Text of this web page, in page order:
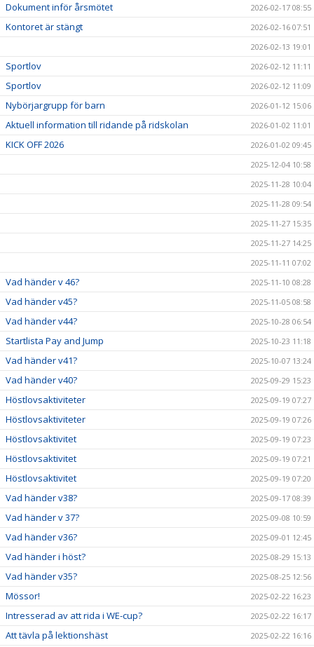
Dokument inför årsmötet 2026-02-17 08:55
Kontoret är stängt
2026-02-16 07:51
2026-02-13 19:01
Sportlov 2026-02-12 11:11
Sportlov 2026-02-12 11:09
Nybörjargrupp för barn 2026-01-12 15:06
Aktuell information till ridande på ridskolan 2026-01-02 11:01
KICK OFF 2026
2026-01-02 09:45
2025-12-04 10:58
2025-11-28 10:04
2025-11-28 09:54
2025-11-27 15:35
2025-11-27 14:25
2025-11-11 07:02
Vad händer v 46? 2025-11-10 08:28
Vad händer v45? 2025-11-05 08:58
Vad händer v44? 2025-10-28 06:54
Startlista Pay and Jump 2025-10-23 11:18
Vad händer v41? 2025-10-07 13:24
Vad händer v40? 2025-09-29 15:23
Höstlovsaktiviteter 2025-09-19 07:27
Höstlovsaktiviteter 2025-09-19 07:26
Höstlovsaktivitet 2025-09-19 07:23
Höstlovsaktivitet 2025-09-19 07:21
Höstlovsaktivitet 2025-09-19 07:20
Vad händer v38? 2025-09-17 08:39
Vad händer v 37? 2025-09-08 10:59
Vad händer v36? 2025-09-01 12:45
Vad händer i höst? 2025-08-29 15:13
Vad händer v35? 2025-08-25 12:56
Mössor! 2025-02-22 16:23
Intresserad av att rida i WE-cup? 2025-02-22 16:17
Att tävla på lektionshäst 2025-02-22 16:16